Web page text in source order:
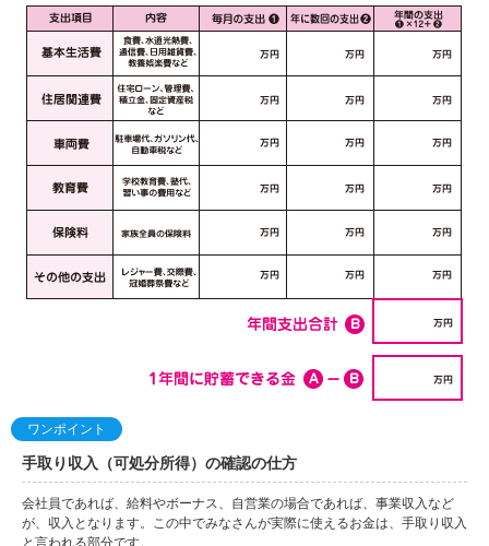
ワンポイント
手取り収入（可処分所得）の確認の仕方
会社員であれば、給料やボーナス、自営業の場合であれば、事業収入など
が、収入となります。この中でみなさんが実際に使えるお金は、手取り収入